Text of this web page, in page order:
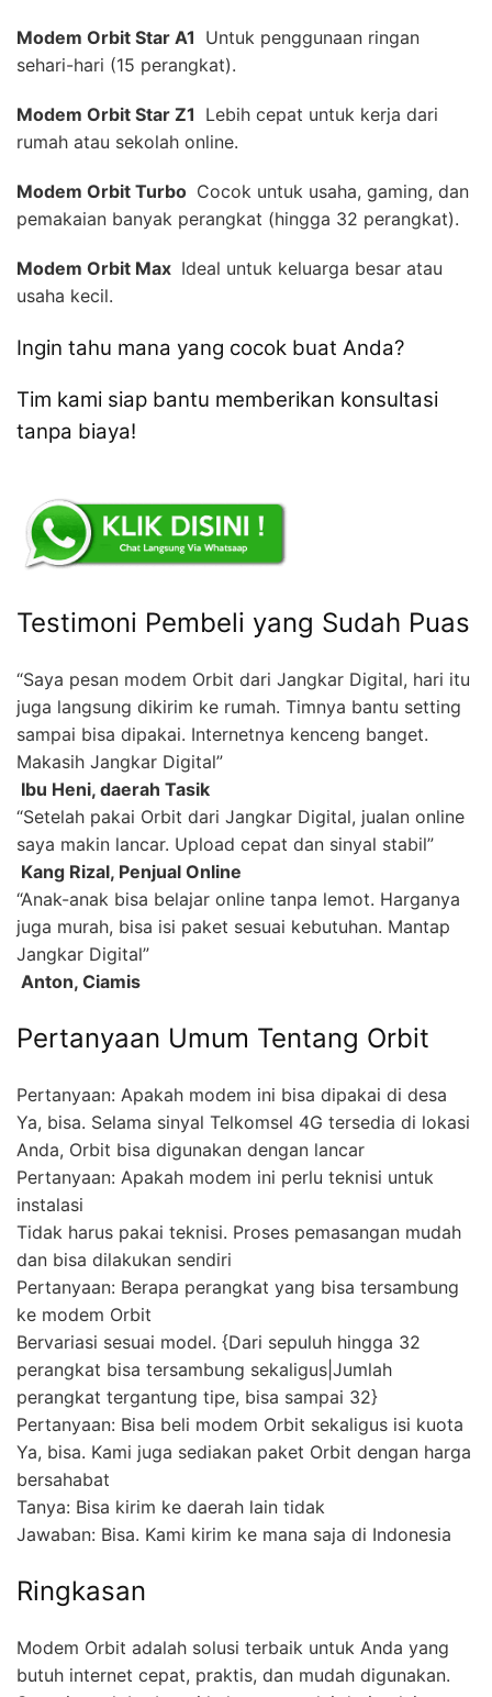
Modem Orbit Star A1  Untuk penggunaan ringan
sehari-hari (15 perangkat).
Modem Orbit Star Z1  Lebih cepat untuk kerja dari
rumah atau sekolah online.
Modem Orbit Turbo  Cocok untuk usaha, gaming, dan
pemakaian banyak perangkat (hingga 32 perangkat).
Modem Orbit Max  Ideal untuk keluarga besar atau
usaha kecil.
Ingin tahu mana yang cocok buat Anda?
Tim kami siap bantu memberikan konsultasi
tanpa biaya!
Testimoni Pembeli yang Sudah Puas
“Saya pesan modem Orbit dari Jangkar Digital, hari itu
juga langsung dikirim ke rumah. Timnya bantu setting
sampai bisa dipakai. Internetnya kenceng banget.
Makasih Jangkar Digital”
 Ibu Heni, daerah Tasik
“Setelah pakai Orbit dari Jangkar Digital, jualan online
saya makin lancar. Upload cepat dan sinyal stabil”
 Kang Rizal, Penjual Online
“Anak-anak bisa belajar online tanpa lemot. Harganya
juga murah, bisa isi paket sesuai kebutuhan. Mantap
Jangkar Digital”
 Anton, Ciamis
Pertanyaan Umum Tentang Orbit
Pertanyaan: Apakah modem ini bisa dipakai di desa
Ya, bisa. Selama sinyal Telkomsel 4G tersedia di lokasi
Anda, Orbit bisa digunakan dengan lancar
Pertanyaan: Apakah modem ini perlu teknisi untuk
instalasi
Tidak harus pakai teknisi. Proses pemasangan mudah
dan bisa dilakukan sendiri
Pertanyaan: Berapa perangkat yang bisa tersambung
ke modem Orbit
Bervariasi sesuai model. {Dari sepuluh hingga 32
perangkat bisa tersambung sekaligus|Jumlah
perangkat tergantung tipe, bisa sampai 32}
Pertanyaan: Bisa beli modem Orbit sekaligus isi kuota
Ya, bisa. Kami juga sediakan paket Orbit dengan harga
bersahabat
Tanya: Bisa kirim ke daerah lain tidak
Jawaban: Bisa. Kami kirim ke mana saja di Indonesia
Ringkasan
Modem Orbit adalah solusi terbaik untuk Anda yang
butuh internet cepat, praktis, dan mudah digunakan.